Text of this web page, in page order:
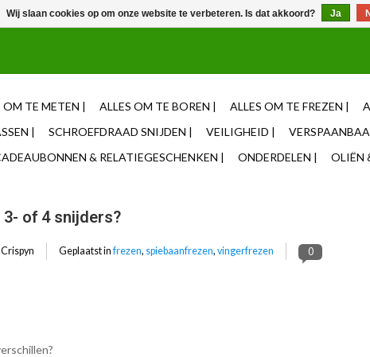
OM TE METEN | ALLES OM TE BOREN | ALLES OM TE FREZEN |
|
SCHROEFDRAAD SNIJDEN | VEILIGHEID |
& RELATIEGESCHENKEN | ONDERDELEN | OLIËN
of 4 snijders?
Geplaatst infrezen, spiebaanfrezen, vingerfrezen 0
Wij slaan cookies op om onze website te verbeteren. Is dat akkoord? Ja
voor 12u besteld, zelfde dag verzonden ✓ Eigen